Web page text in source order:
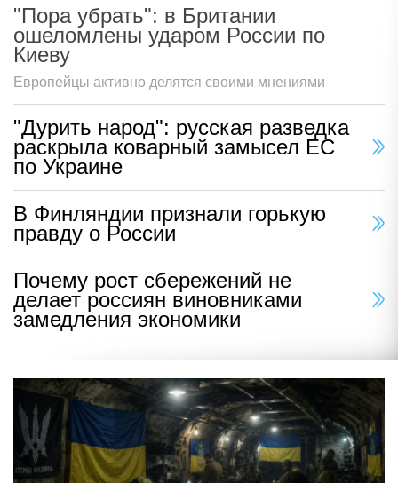
"Пора убрать": в Британии
ошеломлены ударом России по
Киеву
Европейцы активно делятся своими мнениями
"Дурить народ": русская разведка
раскрыла коварный замысел ЕС
по Украине
В Финляндии признали горькую
правду о России
Почему рост сбережений не
делает россиян виновниками
замедления экономики